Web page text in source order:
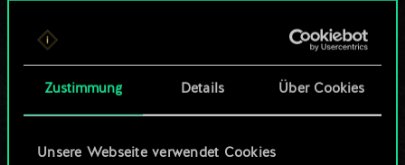
Zustimmung Details Über Cookies
Unsere Webseite verwendet Cookies
Bis jetzt ist dies nur
ein geteilter Satz
Karten.
Wo es doch so viel